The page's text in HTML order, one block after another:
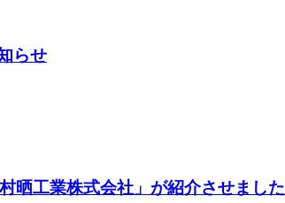
らせ
晒工業株式会社」が紹介させました